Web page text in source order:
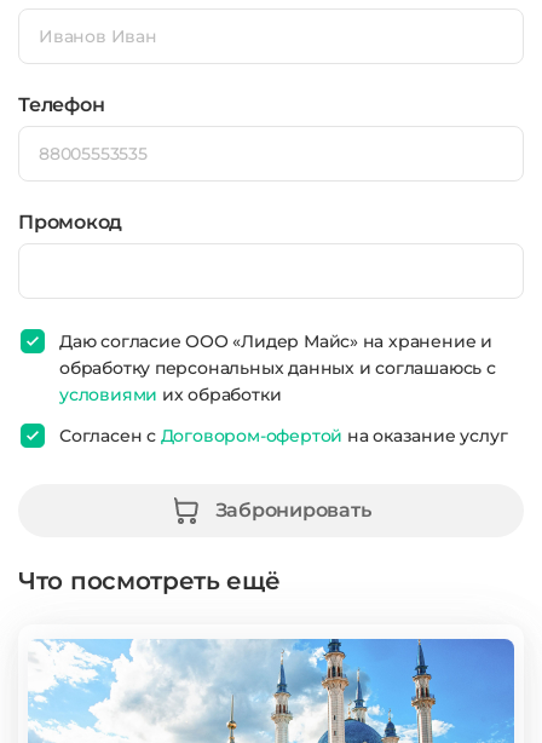
Телефон
Промокод
Даю согласие ООО «Лидер Майс» на хранение и
обработку персональных данных и соглашаюсь с
условиями их обработки
Согласен с Договором-офертой на оказание услуг
Забронировать
Что посмотреть ещё